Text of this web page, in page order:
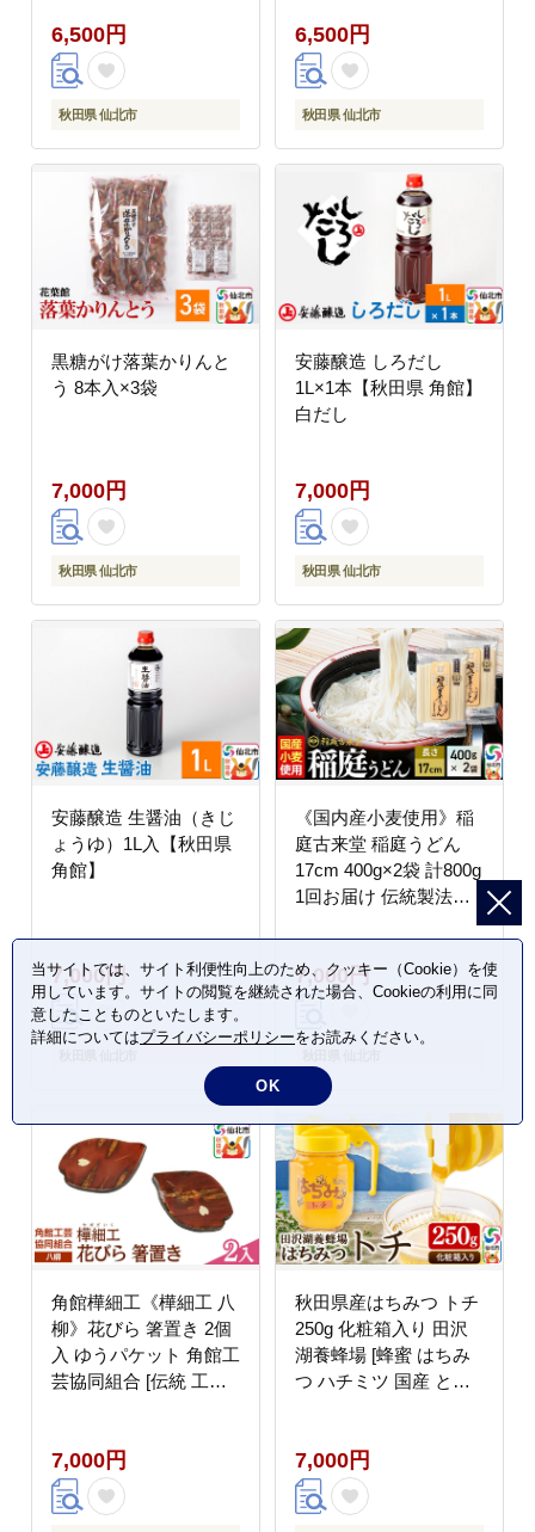
6,500円
秋田県 仙北市
食器]
6,500円
秋田県 仙北市
黒糖がけ落葉かりんと
う 8本入×3袋
7,000円
秋田県 仙北市
安藤醸造 しろだし
1L×1本【秋田県 角館】
白だし
7,000円
秋田県 仙北市
安藤醸造 生醤油（きじ
ょうゆ）1L入【秋田県
角館】
7,000円
《国内産小麦使用》稲
庭古来堂 稲庭うどん
17cm 400g×2袋 計800g
1回お届け 伝統製法認
定 稲庭古来うどん ＜ゆ
麺 干し麺 細麺 無添加
防災 災害 備蓄 ローリ
ングストック ご当地 お
稲庭饂飩]
7,000円
角館樺細工《樺細工 八
柳》花びら 箸置き 2個
入 ゆうパケット 角館工
芸協同組合 [伝統 工芸
トラリー 食器]
7,000円
秋田県産はちみつ トチ
250g 化粧箱入り 田沢
湖養蜂場 [蜂蜜 はちみ
つ ハチミツ 国産 とち
7,000円
当サイトでは、サイト利便性向上のため、クッキー（Cookie）を使
用しています。サイトの閲覧を継続された場合、Cookieの利用に同
意したことものといたします。
詳細についてはプライバシーポリシーをお読みください。
OK